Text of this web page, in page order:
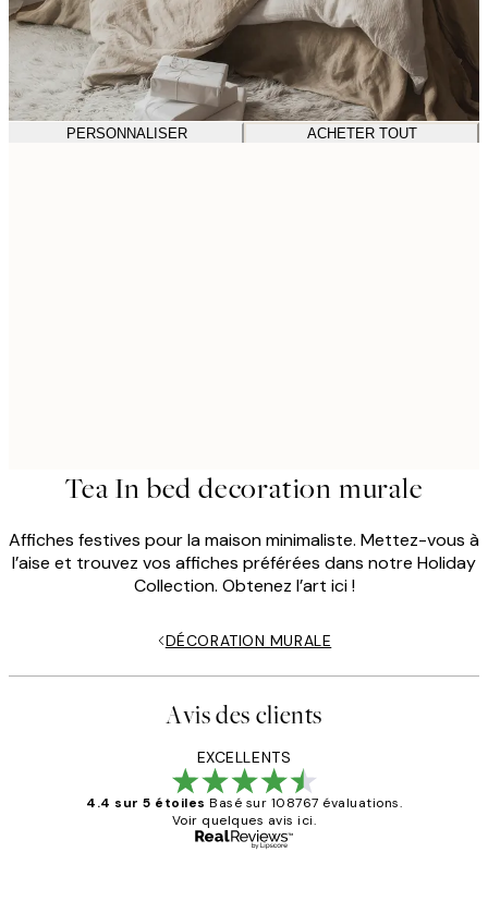
PERSONNALISER ACHETER TOUT
Tea In bed decoration murale
Affiches festives pour la maison minimaliste. Mettez-vous à
l’aise et trouvez vos affiches préférées dans notre Holiday
Collection. Obtenez l’art ici !
DÉCORATION MURALE
Avis des clients
EXCELLENTS
4.4 sur 5 étoiles Basé sur 108767 évaluations.
Voir quelques avis ici.